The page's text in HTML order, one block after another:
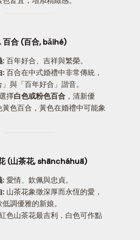
百合 (百合, bǎihé)
: 百年好合、吉祥與繁榮。
: 百合在中式婚禮中非常傳統，
與「百年好合」諧音。
擇白色或粉色百合 ，清新優
黃色百合，黃色在婚禮中可能象
(山茶花, shāncháhuā)
: 愛情、欽佩與忠貞。
: 山茶花象徵深厚而永恆的愛，
調優雅的新娘。
色山茶花最吉利，白色可作點